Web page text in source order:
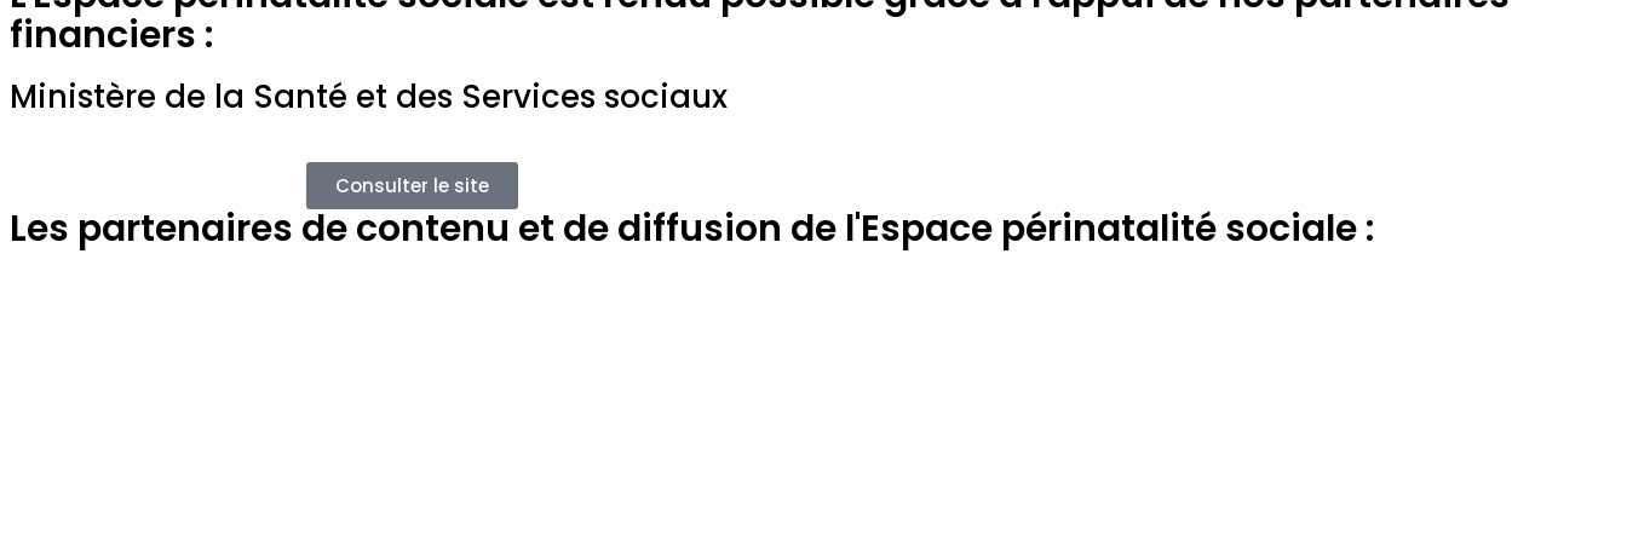
financiers :
Ministère de la Santé et des Services sociaux
Consulter le site
Les partenaires de contenu et de diffusion de l'Espace périnatalité sociale :